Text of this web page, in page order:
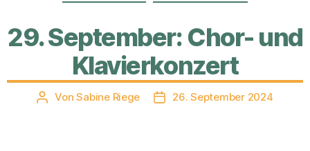
29. September: Chor- und
Klavierkonzert
Beitragsautor
VonSabine Riege Veröffentlichungsdatum
26. September 2024